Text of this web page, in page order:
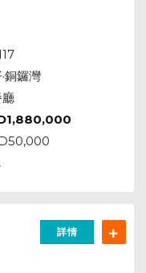
銅鑼灣
1,880,000
詳情